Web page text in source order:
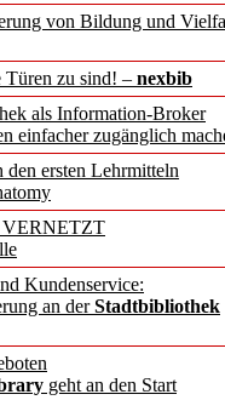
von Bildung und
zu sind! – nexbib
als Information-Broker
einfacher zugänglich
ersten Lehrmitteln
Kundenservice:
an derStadtbibliothek
geht an den Start
für
in
neu